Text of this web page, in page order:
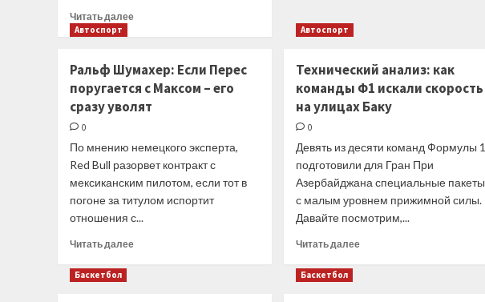
Читать далееПрочитать
3
мая.
Советский
победил
«Динамо-
Метар»
в
серии
студенческого
регби
Автоспорт
Ральф Шумахер: Если Перес
поругается с Максом – его
сразу уволят
0
По мнению немецкого эксперта,
Red Bull разорвет контракт с
мексиканским пилотом, если тот в
погоне за титулом испортит
отношения с...
Читать далееПрочитать
Автоспорт
Технический анализ: как
команды Ф1 искали скорость
на улицах Баку
0
Девять из десяти команд Формулы 1
подготовили для Гран При
Азербайджана специальные пакеты
с малым уровнем прижимной силы.
Давайте посмотрим,...
Читать далееПрочитать
Баскетбол Баскетбол